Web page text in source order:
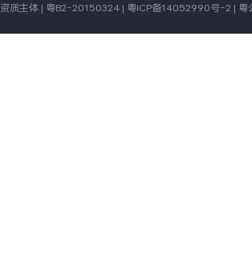
资质主体 | 粤B2-20150324 | 粤ICP备14052990号-2 | 粤